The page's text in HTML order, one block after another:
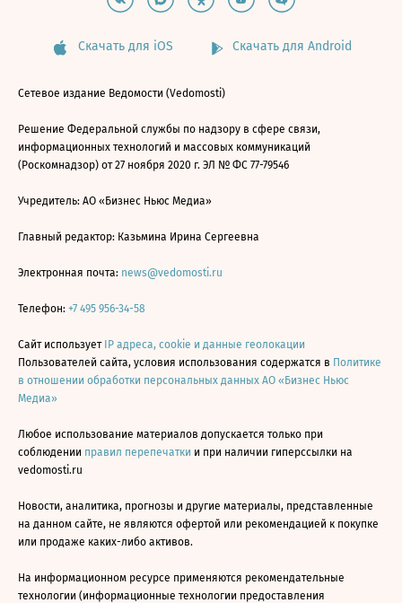
Скачать для iOS Скачать для Android
Сетевое издание Ведомости (Vedomosti)
Решение Федеральной службы по надзору в сфере связи,
информационных технологий и массовых коммуникаций
(Роскомнадзор) от 27 ноября 2020 г. ЭЛ № ФС 77-79546
Учредитель: АО «Бизнес Ньюс Медиа»
Главный редактор: Казьмина Ирина Сергеевна
Электронная почта: news@vedomosti.ru
Телефон: +7 495 956-34-58
Сайт использует IP адреса, cookie и данные геолокации
Пользователей сайта, условия использования содержатся в Политике
в отношении обработки персональных данных АО «Бизнес Ньюс
Медиа»
Любое использование материалов допускается только при
соблюдении правил перепечатки и при наличии гиперссылки на
vedomosti.ru
Новости, аналитика, прогнозы и другие материалы, представленные
на данном сайте, не являются офертой или рекомендацией к покупке
или продаже каких-либо активов.
На информационном ресурсе применяются рекомендательные
технологии (информационные технологии предоставления